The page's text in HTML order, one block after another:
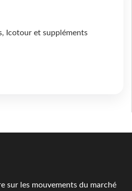
Icotour et suppléments
sur les mouvements du marché